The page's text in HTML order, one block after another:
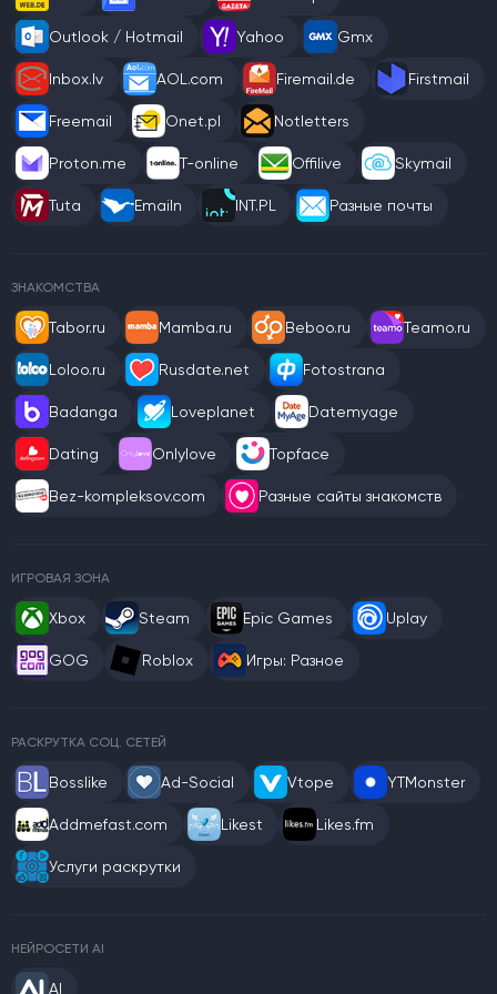
Outlook / Hotmail Yahoo Gmx
Inbox.lv AOL.com Firemail.de Firstmail
Freemail Onet.pl Notletters
Proton.me T-online Offilive Skymail
Tuta Emailn INT.PL Разные почты
ЗНАКОМСТВА
Tabor.ru Mamba.ru Beboo.ru Teamo.ru
Loloo.ru Rusdate.net Fotostrana
Badanga Loveplanet Datemyage
Dating Onlylove Topface
Bez-kompleksov.com Разные сайты знакомств
ИГРОВАЯ ЗОНА
Xbox Steam Epic Games Uplay
GOG Roblox Игры: Разное
РАСКРУТКА СОЦ. СЕТЕЙ
Bosslike Ad-Social Vtope YTMonster
Addmefast.com Likest Likes.fm
Услуги раскрутки
НЕЙРОСЕТИ AI
AI